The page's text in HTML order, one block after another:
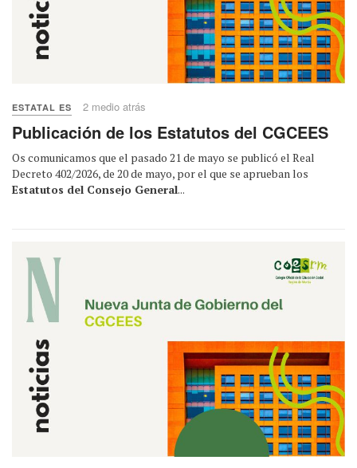
ESTATAL ES 2 medio atrás
Publicación de los Estatutos del CGCEES
Os comunicamos que el pasado 21 de mayo se publicó el Real
Decreto 402/2026, de 20 de mayo, por el que se aprueban los
Estatutos del Consejo General...